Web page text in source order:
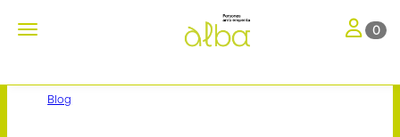
Toggle navigation Toggle
0
Blog